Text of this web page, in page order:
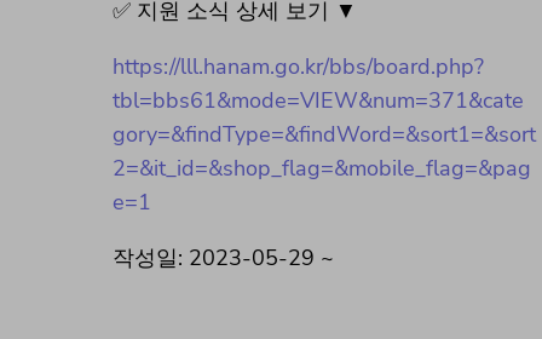
✅ 지원 소식 상세 보기 ▼
https://lll.hanam.go.kr/bbs/board.php?
tbl=bbs61&mode=VIEW&num=371&cate
gory=&findType=&findWord=&sort1=&sort
2=&it_id=&shop_flag=&mobile_flag=&pag
e=1
작성일: 2023-05-29 ~